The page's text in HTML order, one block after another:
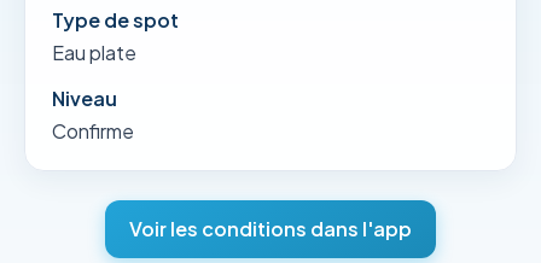
Type de spot
Eau plate
Niveau
Confirme
Voir les conditions dans l'app